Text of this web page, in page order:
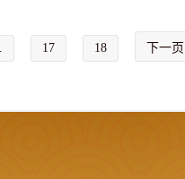
17 18 下一页